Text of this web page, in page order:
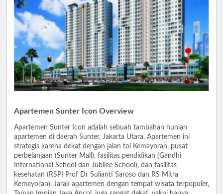
Apartemen Sunter Icon Overview
Apartemen Sunter Icon adalah sebuah tambahan hunian
apartemen di daerah Sunter, Jakarta Utara. Apartemen ini
strategis karena dekat dengan jalan tol Kemayoran, pusat
perbelanjaan (Sunter Mall), fasilitas pendidikan (Gandhi
International School dan Jubilee School), dan fasilitas
kesehatan (RSPI Prof Dr Sulianti Saroso dan RS Mitra
Kemayoran). Jarak apartemen dengan tempat wisata terpopuler,